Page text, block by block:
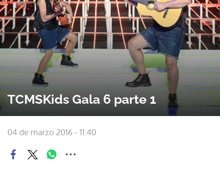
TCMSKids Gala 6 parte 1
04 de marzo 2016 - 11:40